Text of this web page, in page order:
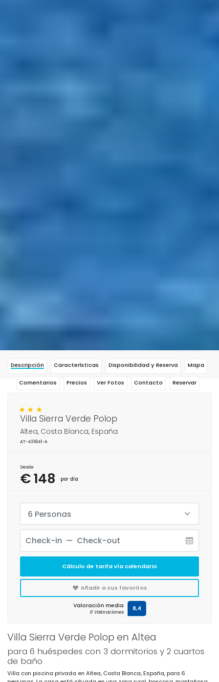
Descripción Características Disponibilidad y Reserva Mapa
Comentarios Precios Ver Fotos Contacto Reservar
Villa Sierra Verde Polop en Altea
para 6 huéspedes con 3 dormitorios y 2 cuartos
de baño
Villa con piscina privada en Altea, Costa Blanca, España, para 6
Villa Sierra Verde Polop
Altea, Costa Blanca, España
AT-431841-A
Desde
€ 148 por día
6 Personas
Cálculo de tarifa vía calendario
Añadir a sus favoritos
Valoración media
6 Valoraciones 8,4